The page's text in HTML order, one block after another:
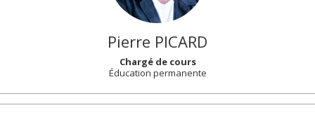
Pierre PICARD
Chargé de cours
Éducation permanente